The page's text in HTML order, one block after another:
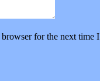
for the next time I